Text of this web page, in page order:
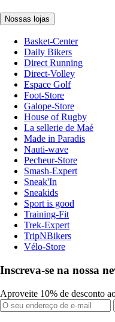
Nossas lojas
Basket-Center
Daily Bikers
Direct Running
Direct-Volley
Espace Golf
Foot-Store
Galope-Store
House of Rugby
La sellerie de Maé
Made in Paradis
Nauti-wave
Pecheur-Store
Smash-Expert
Sneak'In
Sneakids
Sport is good
Training-Fit
Trek-Expert
TripNBikers
Vélo-Store
Inscreva-se na nossa
Aproveite 10% de desconto